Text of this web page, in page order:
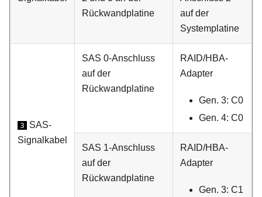
Rückwandplatine
auf der
Systemplatine
3
SAS-
Signalkabel
SAS 0-Anschluss
auf der
Rückwandplatine
RAID/HBA-
Adapter
Gen. 3: C0
Gen. 4: C0
SAS 1-Anschluss
auf der
Rückwandplatine
RAID/HBA-
Adapter
Gen. 3: C1